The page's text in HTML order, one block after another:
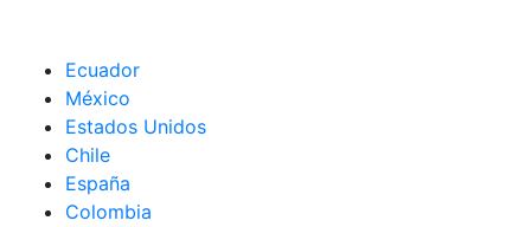
Ecuador
México
Estados Unidos
Chile
España
Colombia